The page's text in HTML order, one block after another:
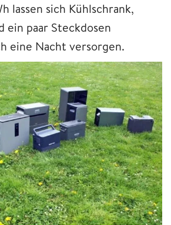
lassen sich Kühlschrank,
ein paar Steckdosen
eine Nacht versorgen.